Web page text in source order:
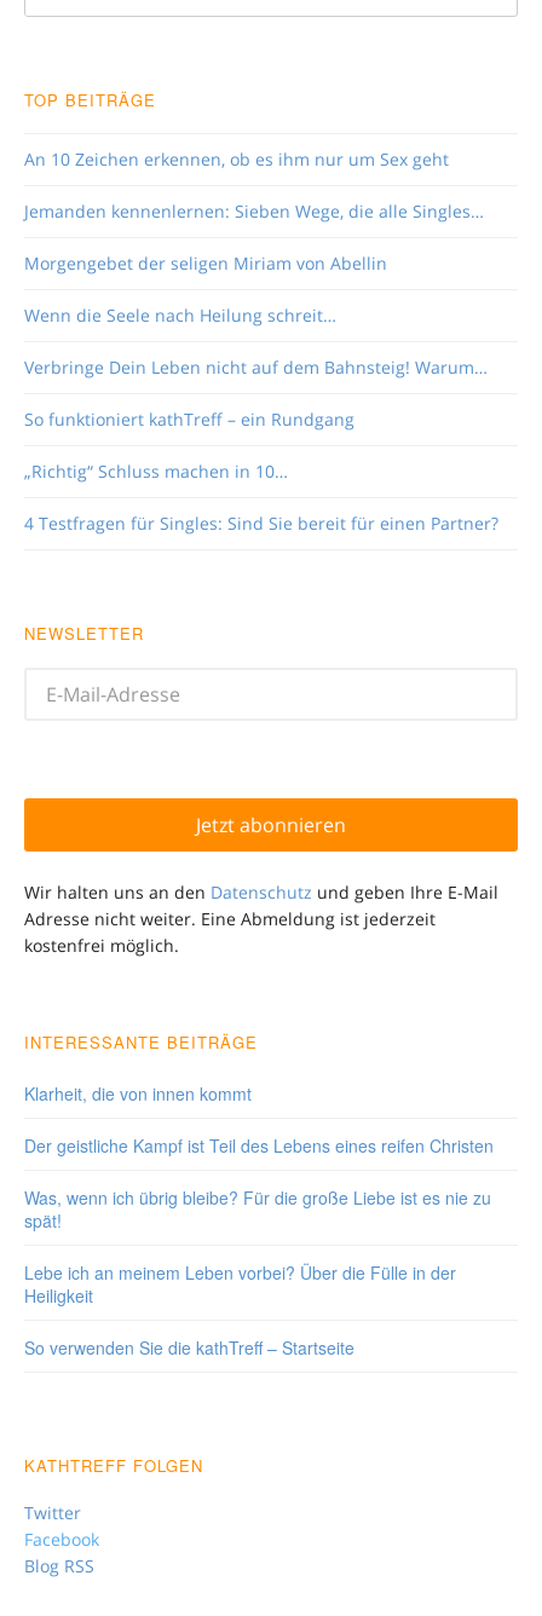
TOP BEITRÄGE
An 10 Zeichen erkennen, ob es ihm nur um Sex geht
Jemanden kennenlernen: Sieben Wege, die alle Singles…
Morgengebet der seligen Miriam von Abellin
Wenn die Seele nach Heilung schreit…
Verbringe Dein Leben nicht auf dem Bahnsteig! Warum…
So funktioniert kathTreff – ein Rundgang
„Richtig“ Schluss machen in 10…
4 Testfragen für Singles: Sind Sie bereit für einen Partner?
NEWSLETTER
Wir halten uns an den Datenschutz und geben Ihre E-Mail
Adresse nicht weiter. Eine Abmeldung ist jederzeit
kostenfrei möglich.
INTERESSANTE BEITRÄGE
Klarheit, die von innen kommt
Der geistliche Kampf ist Teil des Lebens eines reifen Christen
Was, wenn ich übrig bleibe? Für die große Liebe ist es nie zu
spät!
Lebe ich an meinem Leben vorbei? Über die Fülle in der
Heiligkeit
So verwenden Sie die kathTreff – Startseite
KATHTREFF FOLGEN
Twitter
Facebook
Blog RSS